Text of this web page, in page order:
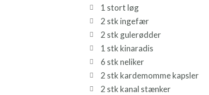
1 stort løg
2 stk ingefær
2 stk gulerødder
1 stk kinaradis
6 stk neliker
2 stk kardemomme kapsler
2 stk kanal stænker